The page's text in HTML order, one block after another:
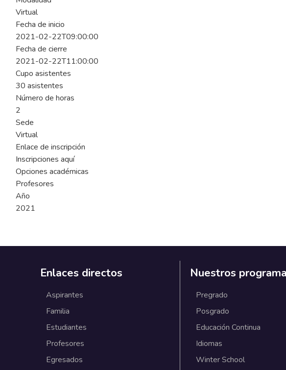
Virtual
Fecha de inicio
2021-02-22T09:00:00
Fecha de cierre
2021-02-22T11:00:00
Cupo asistentes
30 asistentes
Número de horas
2
Sede
Virtual
Enlace de inscripción
Inscripciones aquí
Opciones académicas
Profesores
Año
2021
Enlaces directos
Aspirantes
Familia
Estudiantes
Profesores
Egresados
Nuestros
Pregrado
Posgrado
Educación Continua
Idiomas
Winter School